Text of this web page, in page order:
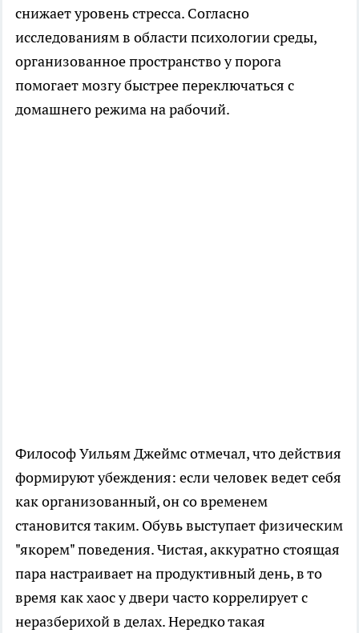
снижает уровень стресса. Согласно
исследованиям в области психологии среды,
организованное пространство у порога
помогает мозгу быстрее переключаться с
домашнего режима на рабочий.
Философ Уильям Джеймс отмечал, что действия
формируют убеждения: если человек ведет себя
как организованный, он со временем
становится таким. Обувь выступает физическим
"якорем" поведения. Чистая, аккуратно стоящая
пара настраивает на продуктивный день, в то
время как хаос у двери часто коррелирует с
неразберихой в делах. Нередко такая